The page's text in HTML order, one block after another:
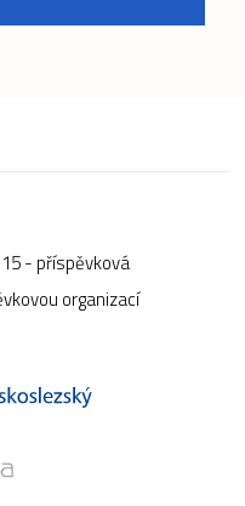
- příspěvková
organizací